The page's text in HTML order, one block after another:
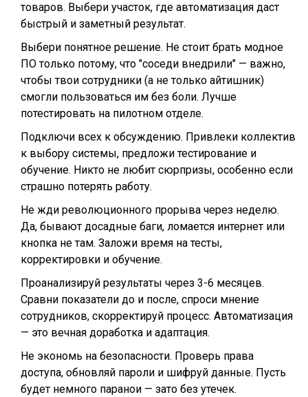
товаров. Выбери участок, где автоматизация даст
быстрый и заметный результат.
Выбери понятное решение. Не стоит брать модное
ПО только потому, что "соседи внедрили" — важно,
чтобы твои сотрудники (а не только айтишник)
смогли пользоваться им без боли. Лучше
потестировать на пилотном отделе.
Подключи всех к обсуждению. Привлеки коллектив
к выбору системы, предложи тестирование и
обучение. Никто не любит сюрпризы, особенно если
страшно потерять работу.
Не жди революционного прорыва через неделю.
Да, бывают досадные баги, ломается интернет или
кнопка не там. Заложи время на тесты,
корректировки и обучение.
Проанализируй результаты через 3-6 месяцев.
Сравни показатели до и после, спроси мнение
сотрудников, скорректируй процесс. Автоматизация
— это вечная доработка и адаптация.
Не экономь на безопасности. Проверь права
доступа, обновляй пароли и шифруй данные. Пусть
будет немного паранои — зато без утечек.